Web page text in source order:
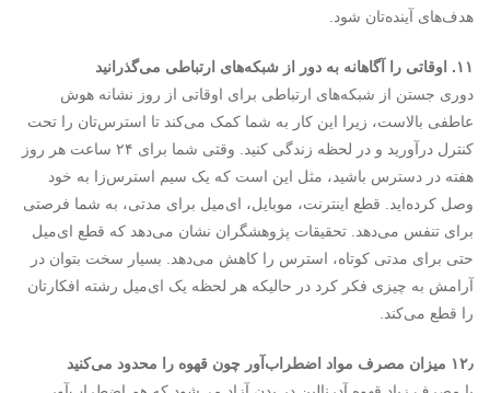
هدف‌های آینده‌تان شود.
۱۱. اوقاتی را آگاهانه به دور از شبکه‌های ارتباطی می‌گذرانید
دوری جستن از شبکه‌های ارتباطی برای اوقاتی از روز نشانه هوش
عاطفی بالاست، زیرا این کار به شما کمک می‌کند تا استرس‌تان را تحت
کنترل درآورید و در لحظه زندگی کنید. وقتی شما برای ۲۴ ساعت هر روز
هفته در دسترس باشید، مثل این است که یک سیم استرس‌زا به خود
وصل کرده‌اید. قطع اینترنت، موبایل، ای‌میل برای مدتی، به شما فرصتی
برای تنفس می‌دهد. تحقیقات پژوهشگران نشان می‌دهد که قطع ای‌میل
حتی برای مدتی کوتاه، استرس را کاهش می‌دهد. بسیار سخت بتوان در
آرامش به چیزی فکر کرد در حالیکه هر لحظه یک ای‌میل رشته افکارتان
را قطع می‌کند.
۱۲٫ میزان مصرف مواد اضطراب‌آور چون قهوه را محدود می‌کنید